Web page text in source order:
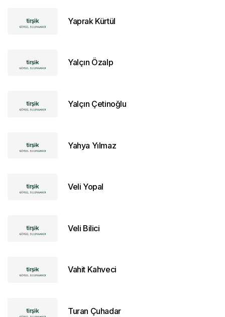
Yaprak Kürtül
Yalçın Özalp
Yalçın Çetinoğlu
Yahya Yılmaz
Veli Yopal
Veli Bilici
Vahit Kahveci
Turan Çuhadar